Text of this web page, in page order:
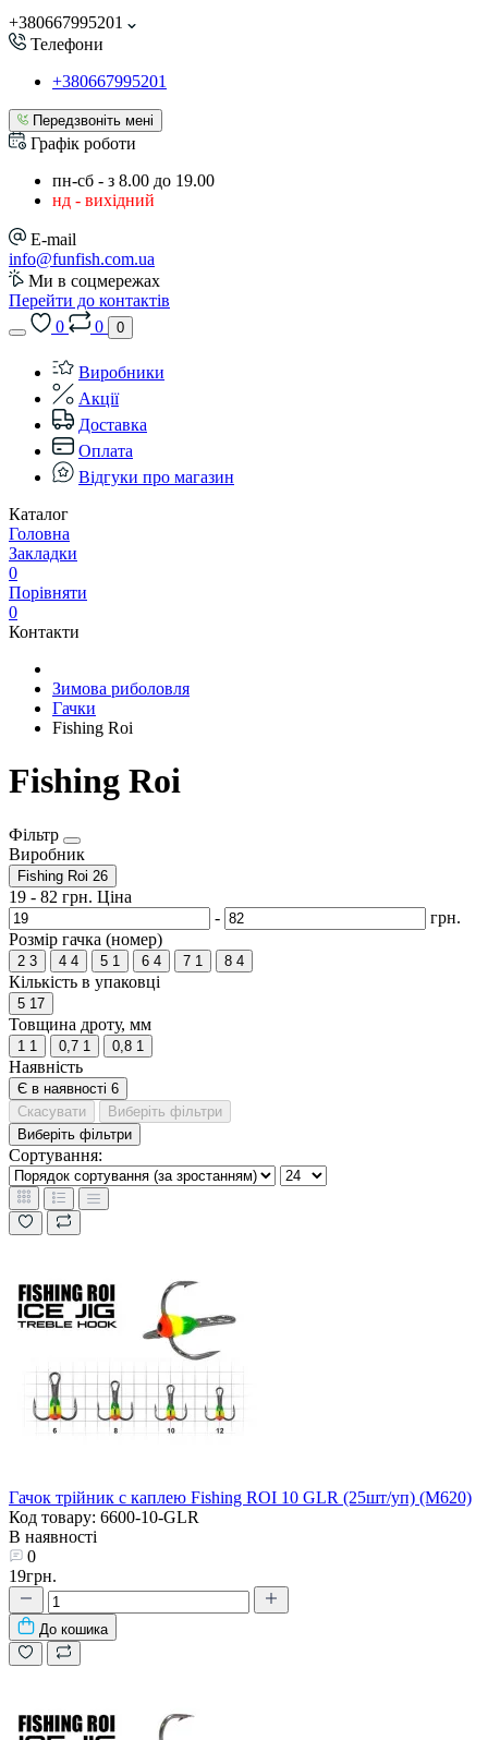
+380667995201
Телефони
+380667995201
Передзвоніть мені
Графік роботи
пн-сб - з 8.00 до 19.00
нд - вихідний
E-mail
info@funfish.com.ua
Ми в соцмережах
Перейти до контактів
0
0 0
Виробники
Акції
Доставка
Оплата
Відгуки про магазин
Каталог
Головна
Закладки
0
Порівняти
0
Контакти
Зимова риболовля
Гачки
Fishing Roi
Fishing Roi
Фільтр
Виробник
Fishing Roi 26
19 - 82 грн. Ціна
-
грн.
Розмір гачка (номер)
2 3 4 4 5 1 6 4 7 1 8 4
Кількість в упаковці
5 17
Товщина дроту, мм
1 1 0,7 1 0,8 1
Наявність
Є в наявності 6
Скасувати
Виберіть фільтри
Виберіть фільтри
Сортування:
Гачок трійник с каплею Fishing ROI 10 GLR (25шт/уп) (M620)
Код товару: 6600-10-GLR
В наявності
0
19грн.
До кошика